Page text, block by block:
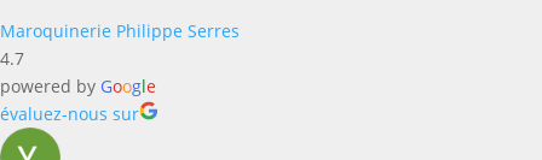
Maroquinerie Philippe Serres
4.7
powered by Google
évaluez-nous sur